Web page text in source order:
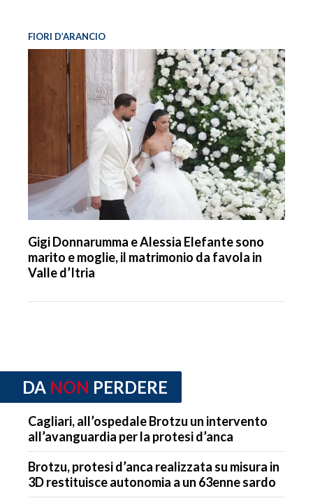
FIORI D’ARANCIO
Gigi Donnarumma e Alessia Elefante sono
marito e moglie, il matrimonio da favola in
Valle d’Itria
DA NON PERDERE
Cagliari, all’ospedale Brotzu un intervento
all’avanguardia per la protesi d’anca
Brotzu, protesi d’anca realizzata su misura in
3D restituisce autonomia a un 63enne sardo